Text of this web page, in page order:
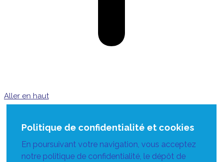
Aller en haut
Politique de confidentialité et cookies
En poursuivant votre navigation, vous acceptez
notre politique de confidentialité, le dépôt de